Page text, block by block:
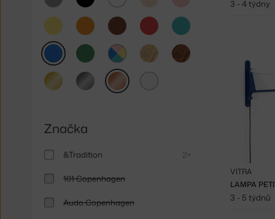
žlutá oranžováhnědá červená tyrkysová
modrá
zelená
multicolor
světlé
dřevo
tmavé
dřevo
zlatá
stříbrnáměděná čirá
Značka
&Tradition 2×
101 Copenhagen
Audo Copenhagen
3 - 4 týdny
LAMPA
VITRA
3 - 5 týdnů